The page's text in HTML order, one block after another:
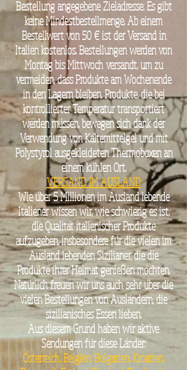
Bestellung angegebene Zieladresse. Es gibt
keine Mindestbestellmenge. Ab einem
Bestellwert von 50 € ist der Versand in
Italien kostenlos. Bestellungen werden von
Montag bis Mittwoch versandt, um zu
vermeiden, dass Produkte am Wochenende
in den Lagern bleiben. Produkte, die bei
kontrollierter Temperatur transportiert
werden müssen, bewegen sich dank der
Verwendung von Kältemittelgel und mit
Polystyrol ausgekleideten Thermoboxen an
einem kühlen Ort.
VERSAND IM AUSLAND
Wie über 5 Millionen im Ausland lebende
Italiener wissen wir, wie schwierig es ist,
die Qualität italienischer Produkte
aufzugeben, insbesondere für die vielen im
Ausland lebenden Sizilianer, die die
Produkte ihrer Heimat genießen möchten.
Natürlich freuen wir uns auch sehr über die
vielen Bestellungen von Ausländern, die
sizilianisches Essen lieben.
Aus diesem Grund haben wir aktive
Sendungen für diese Länder:
Österreich, Belgien, Bulgarien, Kroatien,